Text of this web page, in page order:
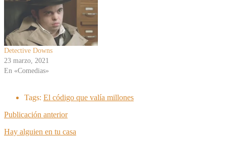
Detective Downs
23 marzo, 2021
En «Comedias»
Tags: El código que valía millones
Publicación anterior
Hay alguien en tu casa